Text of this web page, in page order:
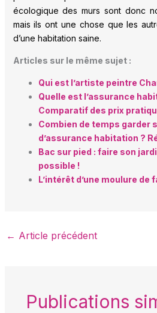
écologique des murs sont donc
mais ils ont une chose que les
d’une habitation saine.
Articles sur le même sujet :
Qui est l’artiste peintre
Quelle est l’assurance
Comparatif des prix
Combien de temps garder
d’assurance habitation ?
Bac sur pied : faire son
possible !
L’intérêt d’une moulure de
← Article précédent
Publications